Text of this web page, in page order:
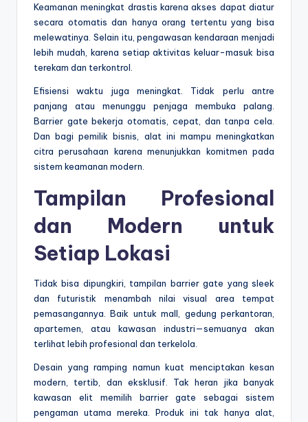
Keamanan meningkat drastis karena akses dapat diatur
secara otomatis dan hanya orang tertentu yang bisa
melewatinya. Selain itu, pengawasan kendaraan menjadi
lebih mudah, karena setiap aktivitas keluar-masuk bisa
terekam dan terkontrol.
Efisiensi waktu juga meningkat. Tidak perlu antre
panjang atau menunggu penjaga membuka palang.
Barrier gate bekerja otomatis, cepat, dan tanpa cela.
Dan bagi pemilik bisnis, alat ini mampu meningkatkan
citra perusahaan karena menunjukkan komitmen pada
sistem keamanan modern.
Tampilan Profesional
dan Modern untuk
Setiap Lokasi
Tidak bisa dipungkiri, tampilan barrier gate yang sleek
dan futuristik menambah nilai visual area tempat
pemasangannya. Baik untuk mall, gedung perkantoran,
apartemen, atau kawasan industri—semuanya akan
terlihat lebih profesional dan terkelola.
Desain yang ramping namun kuat menciptakan kesan
modern, tertib, dan eksklusif. Tak heran jika banyak
kawasan elit memilih barrier gate sebagai sistem
pengaman utama mereka. Produk ini tak hanya alat,